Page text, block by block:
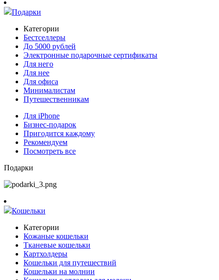
Подарки
Категории
Бестселлеры
До 5000 рублей
Электронные подарочные сертификаты
Для него
Для нее
Для офиса
Минималистам
Путешественникам
Для iPhone
Бизнес-подарок
Пригодится каждому
Рекомендуем
Посмотреть все
Подарки
Кошельки
Категории
Кожаные кошельки
Тканевые кошельки
Картхолдеры
Кошельки для путешествий
Кошельки на молнии